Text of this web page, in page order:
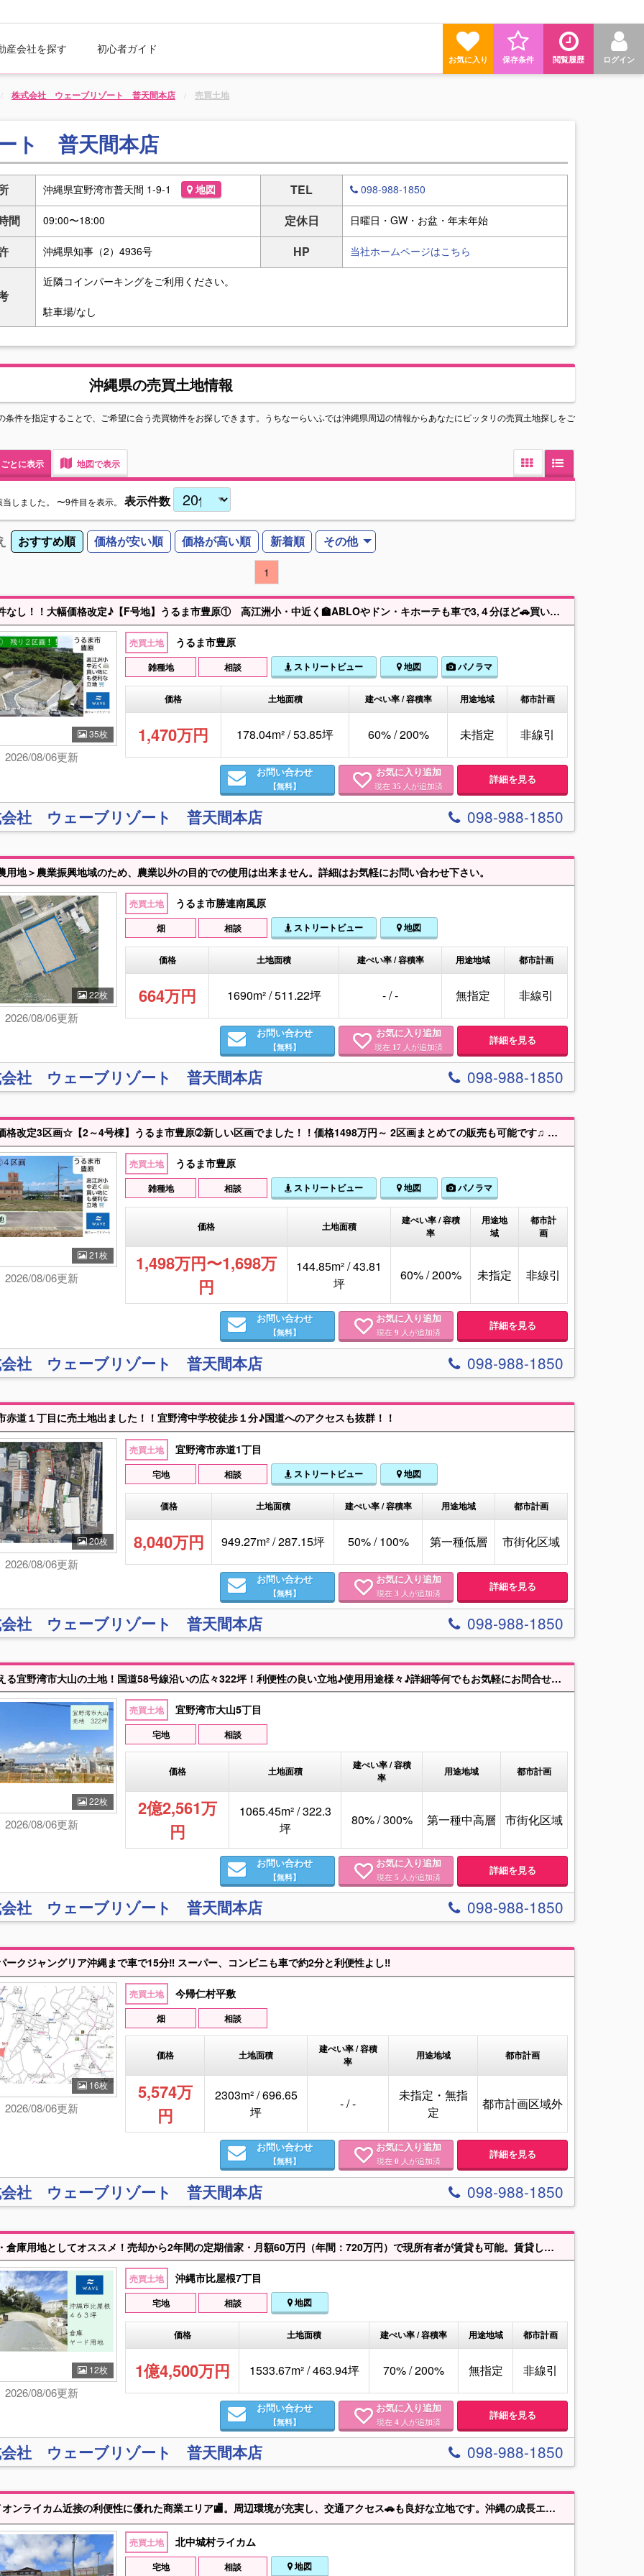
産会社を探す 初心者ガイド
ログイン
閲覧履歴
保存条件
お気に入り
株式会社 ウェーブリゾート 普天間本店 売買土地
ト 普天間本店
沖縄県宜野湾市普天間 1-9-1 地図 TEL 098-988-1850
間 09:00〜18:00 定休日 日曜日・GW・お盆・年末年始
沖縄県知事（2）4936号 HP 当社ホームページはこちら
近隣コインパーキングをご利用ください。
駐車場/なし
沖縄県の売買土地情報
件を指定することで、ご希望に合う売買物件をお探しできます。うちなーらいふでは沖縄県周辺の情報からあなたにピッタリの売買土地探しをご
とに表示 地図で表示
しました。 〜9件目を表示。 表示件数
おすすめ順 価格が安い順 価格が高い順 新着順 その他
1
建築条件なし！！大幅価格改定♪【F号地】うるま市豊原① 高江洲小・中近く🏫ABLOやドン・キホーテも車で3,４分ほど🚗買い物に便利な立地です。参考プラン 木造住宅2階建て 3LDK（24.5坪）1960万円（外構工事別途） 注文住宅もご相談ください！
35枚
2026/08/06更新
売買土地 うるま市豊原
雑種地 相談 ストリートビュー 地図 パノラマ
価格 土地面積 建ぺい率 / 容積率 用途地域 都市計画
1,470万円 178.04m² / 53.85坪 60% / 200% 未指定 非線引
お問い合わせ
【無料】
お気に入り追加
現在35 人が追加済 詳細を見る
社 ウェーブリゾート 普天間本店 098-988-1850
用地＞農業振興地域のため、農業以外の目的での使用は出来ません。詳細はお気軽にお問い合わせ下さい。
22枚
2026/08/06更新
売買土地 うるま市勝連南風原
畑 相談 ストリートビュー 地図
価格 土地面積 建ぺい率 / 容積率 用途地域 都市計画
664万円 1690m² / 511.22坪 - / - 無指定 非線引
お問い合わせ
【無料】
お気に入り追加
現在 17 人が追加済 詳細を見る
社 ウェーブリゾート 普天間本店 098-988-1850
☆大幅価格改定3区画☆【2～4号棟】うるま市豊原➁新しい区画でました！！価格1498万円～ 2区画まとめての販売も可能です♫ 高江洲小・中近く🏫ABLOやドン・キホーテも車で3,４分ほど🚗買い物に便利な立地です。 建築条件なし✨お気軽にお問い合わせください✨
21枚
2026/08/06更新
売買土地 うるま市豊原
雑種地 相談 ストリートビュー 地図 パノラマ
価格 土地面積
建ぺい率 / 容積
率
用途地
域
都市計
画
1,498万円〜1,698万
円
144.85m² / 43.81
坪
60% / 200% 未指定 非線引
お問い合わせ
【無料】
お気に入り追加
現在9 人が追加済 詳細を見る
社 ウェーブリゾート 普天間本店 098-988-1850
赤道１丁目に売土地出ました！！宜野湾中学校徒歩１分♪国道へのアクセスも抜群！！
20枚
2026/08/06更新
売買土地 宜野湾市赤道1丁目
宅地 相談 ストリートビュー 地図
価格 土地面積 建ぺい率 / 容積率 用途地域 都市計画
8,040万円 949.27m² / 287.15坪 50% / 100% 第一種低層 市街化区域
お問い合わせ
【無料】
お気に入り追加
現在3 人が追加済 詳細を見る
社 ウェーブリゾート 普天間本店 098-988-1850
海の見える宜野湾市大山の土地！国道58号線沿いの広々322坪！利便性の良い立地♪使用用途様々♪詳細等何でもお気軽にお問合せください♪
22枚
2026/08/06更新
売買土地 宜野湾市大山5丁目
宅地 相談
価格 土地面積
建ぺい率 / 容積
率
用途地域 都市計画
2億2,561万
円
1065.45m² / 322.3
坪
80% / 300% 第一種中高層 市街化区域
お問い合わせ
【無料】
お気に入り追加
現在5 人が追加済 詳細を見る
社 ウェーブリゾート 普天間本店 098-988-1850
ークジャングリア沖縄まで車で15分‼ スーパー、コンビニも車で約2分と利便性よし‼
16枚
2026/08/06更新
売買土地 今帰仁村平敷
畑 相談
価格 土地面積
建ぺい率 / 容積
率
用途地域 都市計画
5,574万
円
2303m² / 696.65
坪
- / -
未指定・無指
定
都市計画区域外
お問い合わせ
【無料】
お気に入り追加
現在0 人が追加済 詳細を見る
社 ウェーブリゾート 普天間本店 098-988-1850
ヤード・倉庫用地としてオススメ！売却から2年間の定期借家・月額60万円（年間：720万円）で現所有者が賃貸も可能。賃貸している期間で様々な用途を検討できます。（上物有）年中無休でお問合せに対応いたします！
12枚
2026/08/06更新
売買土地 沖縄市比屋根7丁目
宅地 相談 地図
価格 土地面積 建ぺい率 / 容積率 用途地域 都市計画
1億4,500万円 1533.67m² / 463.94坪 70% / 200% 無指定 非線引
お問い合わせ
【無料】
お気に入り追加
現在4 人が追加済 詳細を見る
社 ウェーブリゾート 普天間本店 098-988-1850
イカム近接の利便性に優れた商業エリア🏬。周辺環境が充実し、交通アクセス🚗も良好な立地です。沖縄の成長エリアに位置する底地として、資産価値を重視される方🪙や将来を見据えた不動産運用をご検討の方に適した物件です。※底地になります。イオンライカムに賃貸中
売買土地 北中城村ライカム
宅地 相談 地図